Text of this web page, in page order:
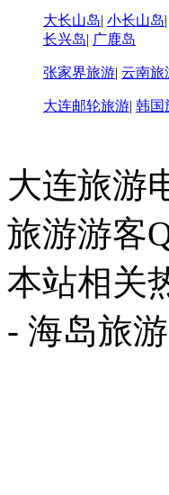
大长山岛| 小长山岛|
长兴岛| 广鹿岛
张家界旅游| 云南旅
大连邮轮旅游| 韩国
大连旅游
旅游游客
本站相关
- 海岛旅